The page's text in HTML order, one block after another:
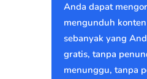
Anda dapat
mengunduh
sebanyak yang
gratis, tanpa
menunggu, tanpa